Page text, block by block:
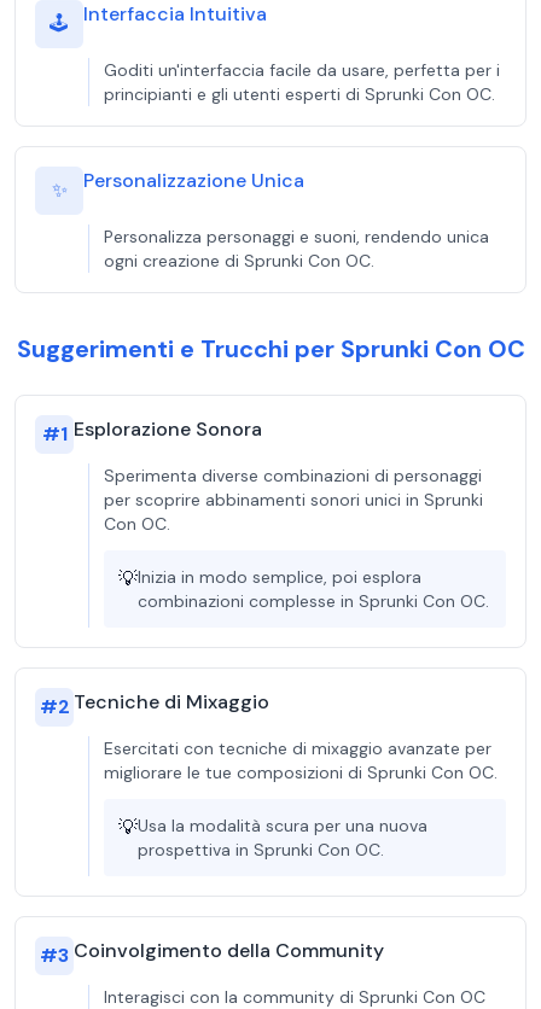
🕹️ Interfaccia Intuitiva
Goditi un'interfaccia facile da usare, perfetta per i
principianti e gli utenti esperti di Sprunki Con OC.
✨ Personalizzazione Unica
Personalizza personaggi e suoni, rendendo unica
ogni creazione di Sprunki Con OC.
Suggerimenti e Trucchi per Sprunki Con OC
#1 Esplorazione Sonora
Sperimenta diverse combinazioni di personaggi
per scoprire abbinamenti sonori unici in Sprunki
Con OC.
💡Inizia in modo semplice, poi esplora
combinazioni complesse in Sprunki Con OC.
#2 Tecniche di Mixaggio
Esercitati con tecniche di mixaggio avanzate per
migliorare le tue composizioni di Sprunki Con OC.
💡Usa la modalità scura per una nuova
prospettiva in Sprunki Con OC.
#3 Coinvolgimento della Community
Interagisci con la community di Sprunki Con OC